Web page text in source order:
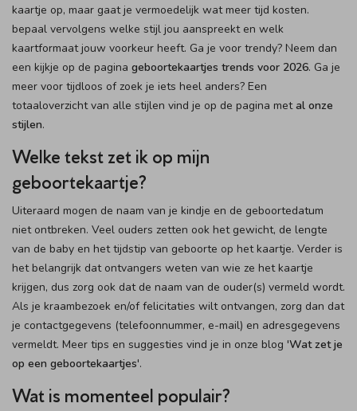
kaartje op, maar gaat je vermoedelijk wat meer tijd kosten.
bepaal vervolgens welke stijl jou aanspreekt en welk
kaartformaat jouw voorkeur heeft. Ga je voor trendy? Neem dan
een kijkje op de pagina geboortekaartjes trends voor 2026. Ga je
meer voor tijdloos of zoek je iets heel anders? Een
totaaloverzicht van alle stijlen vind je op de pagina metal onze
stijlen.
Welke tekst zet ik op mijn
geboortekaartje?
Uiteraard mogen de naam van je kindje en de geboortedatum
niet ontbreken. Veel ouders zetten ook het gewicht, de lengte
van de baby en het tijdstip van geboorte op het kaartje. Verder is
het belangrijk dat ontvangers weten van wie ze het kaartje
krijgen, dus zorg ook dat de naam van de ouder(s) vermeld wordt.
Als je kraambezoek en/of felicitaties wilt ontvangen, zorg dan dat
je contactgegevens (telefoonnummer, e-mail) en adresgegevens
vermeldt. Meer tips en suggesties vind je in onze blog 'Wat zet je
op een geboortekaartjes'.
Wat is momenteel populair?